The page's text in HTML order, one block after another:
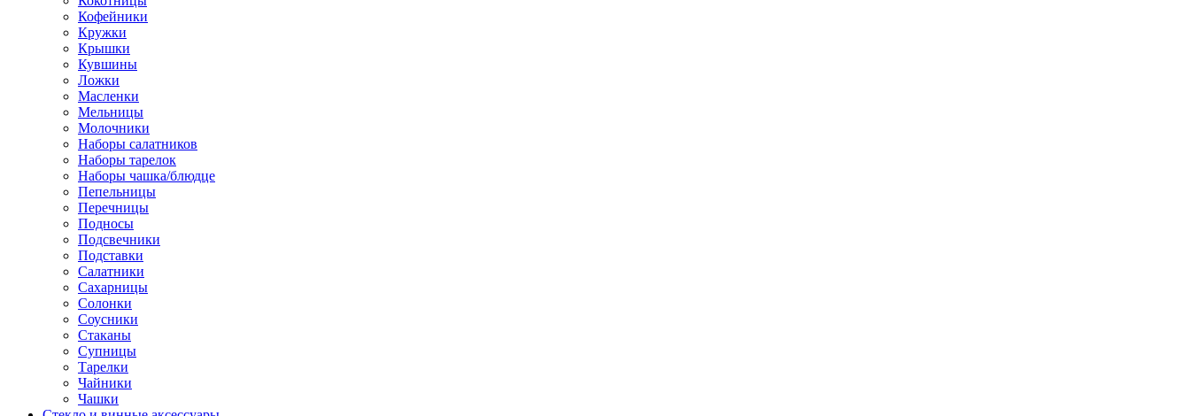
Кофейники
Кружки
Крышки
Кувшины
Ложки
Масленки
Мельницы
Молочники
Наборы салатников
Наборы тарелок
Наборы чашка/блюдце
Пепельницы
Перечницы
Подносы
Подсвечники
Подставки
Салатники
Сахарницы
Солонки
Соусники
Стаканы
Супницы
Тарелки
Чайники
Чашки